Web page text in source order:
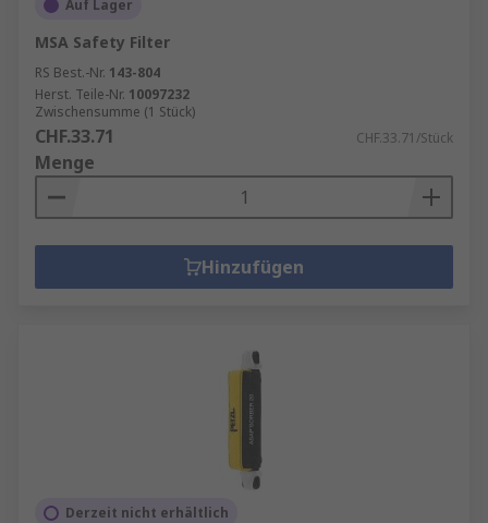
Auf Lager
MSA Safety Filter
RS Best.-Nr. 143-804
Herst. Teile-Nr. 10097232
Zwischensumme (1 Stück)
CHF.33.71 CHF.33.71/Stück
Menge
Hinzufügen
Derzeit nicht erhältlich